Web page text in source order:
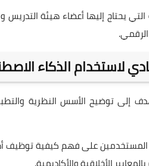
يحتاج إليها أعضاء هيئة
الرقمي.
لاستخدام الذكاء
إلى توضيح الأسس النظرية
المستخدمين على فهم كيفية توظيف